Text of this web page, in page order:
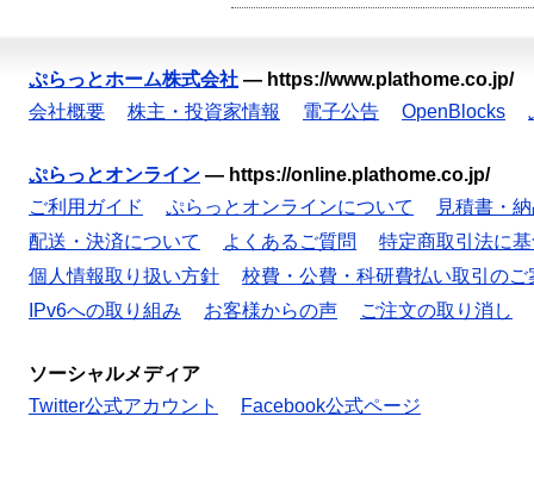
ぷらっとホーム株式会社 — https://www.plathome.co.jp/
会社概要
株主・投資家情報 電子公告 OpenBlocks
ぷらっとオンライン — https://online.plathome.co.jp/
ご利用ガイド
ぷらっとオンラインについて
見積書・
配送・決済について
よくあるご質問
特定商取引法に
個人情報取り扱い方針
校費・公費・科研費払い取引のご
IPv6への取り組み
お客様からの声 ご注文の取り消し
ソーシャルメディア
Twitter公式アカウント
Facebook公式ページ